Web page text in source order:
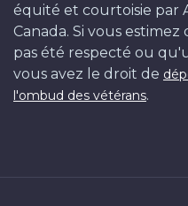
équité et courtoisie par
Canada. Si vous
pas été respecté ou
vous avez le droit de
l'ombud des vétérans.